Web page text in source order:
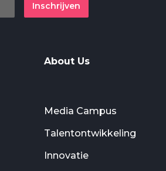
Inschrijven
About Us
Media Campus
Talentontwikkeling
Innovatie